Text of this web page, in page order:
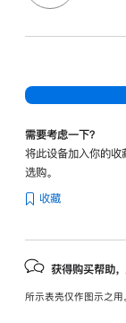
需要考虑一下？
将此设备加入你的收
选购。
收藏
获得购买帮助，
所示表壳仅作图示之用。